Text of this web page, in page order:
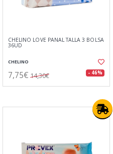
CHELINO LOVE PAÑAL TALLA 3 BOLSA
36UD
CHELINO
7,75€ 14,30€ - 46%